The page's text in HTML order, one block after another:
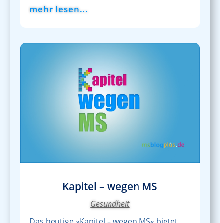
mehr lesen...
Kapitel – wegen MS
Gesundheit